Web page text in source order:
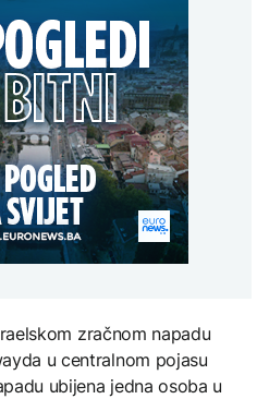
gašenje iz zraka
kod Konjica i dalje
gust dim
gašenje iz zraka
dronovima
više od 300
zbog nelegalnog
obale
Italiji da ukine
kontrole
Putin bi
testirati NATO
napadom,
rizik od jeseni
dolara
i pijesak prijete
piramidama
u Sudanu
zračnom napadu
u centralnom pojasu
ubijena jedna osoba u